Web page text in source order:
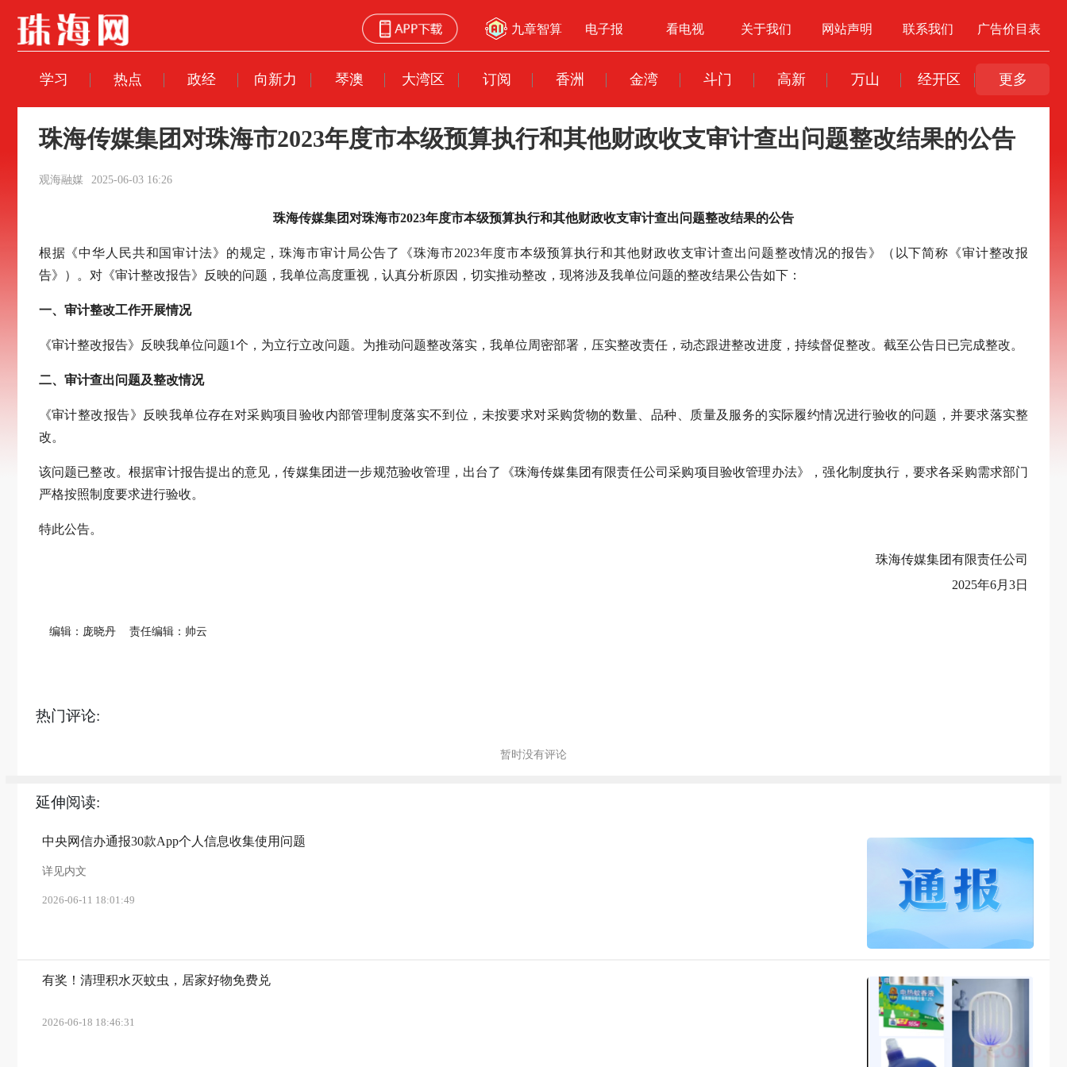
九章智算 电子报 看电视 关于我们 网站声明 联系我们 广告价目表
学习 热点 政经 向新力 琴澳 大湾区 订阅 香洲 金湾 斗门 高新 万山 经开区 更多
珠海传媒集团对珠海市2023年度市本级预算执行和其他财政收支审计查出问题整改结果的公告
观海融媒 2025-06-03 16:26
珠海传媒集团对珠海市2023年度市本级预算执行和其他财政收支审计查出问题整改结果的公告
根据《中华人民共和国审计法》的规定，珠海市审计局公告了《珠海市2023年度市本级预算执行和其他财政收支审计查出问题整改情况的报告》（以下简称《审计整改报
告》）。对《审计整改报告》反映的问题，我单位高度重视，认真分析原因，切实推动整改，现将涉及我单位问题的整改结果公告如下：
一、审计整改工作开展情况
《审计整改报告》反映我单位问题1个，为立行立改问题。为推动问题整改落实，我单位周密部署，压实整改责任，动态跟进整改进度，持续督促整改。截至公告日已完成整改。
二、审计查出问题及整改情况
《审计整改报告》反映我单位存在对采购项目验收内部管理制度落实不到位，未按要求对采购货物的数量、品种、质量及服务的实际履约情况进行验收的问题，并要求落实整
改。
该问题已整改。根据审计报告提出的意见，传媒集团进一步规范验收管理，出台了《珠海传媒集团有限责任公司采购项目验收管理办法》，强化制度执行，要求各采购需求部门
严格按照制度要求进行验收。
特此公告。
珠海传媒集团有限责任公司
2025年6月3日
编辑：庞晓丹 责任编辑：帅云
热门评论:
暂时没有评论
延伸阅读:
中央网信办通报30款App个人信息收集使用问题
详见内文
2026-06-11 18:01:49
有奖！清理积水灭蚊虫，居家好物免费兑
2026-06-18 18:46:31